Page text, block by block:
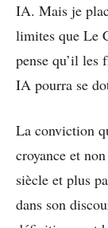
IA. Mais je
limites que Le
pense qu’il les
IA pourra se
La conviction
croyance et
siècle et plus
dans son